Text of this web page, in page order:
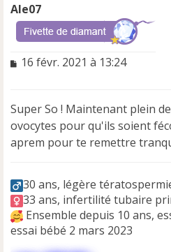
Ale07
M
a
g
e
n
n
l
u
16 févr. 2021 à 13:24
Super So ! Maintenant plein
ovocytes pour qu'ils soient
aprem pour te remettre
30 ans, légère
33 ans, infertilité tubaire
Ensemble depuis 10 ans,
essai bébé 2 mars 2023